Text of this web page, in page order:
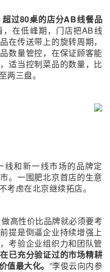
过80桌的店分AB线餐品
，在低峰期，门店把AB线
在传送带上的旋转周期，
数量管控，在保证顾客能
适当控制菜品的数量，比
两三盘。
和新一线市场的品牌定
。一围肥北京首店的生意
考虑在北京继续拓店。
高性价比品牌就必须要考
提是倒逼企业持续增强上
考验企业组织力和团队管
已充分验证过的市场精耕
值最大化。 ”李俊云向内参